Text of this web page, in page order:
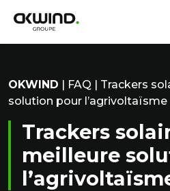
Trackers
meilleure
OKWIND | FAQ | Trackers
solution pour l’agrivoltaïsme